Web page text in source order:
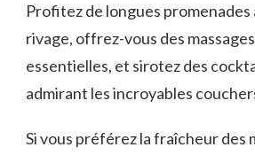
Profitez de longues promenades
⁣rivage, offrez-vous des
⁣essentielles, et sirotez des
admirant les‌ incroyables
Si vous préférez la fraîcheur des⁤